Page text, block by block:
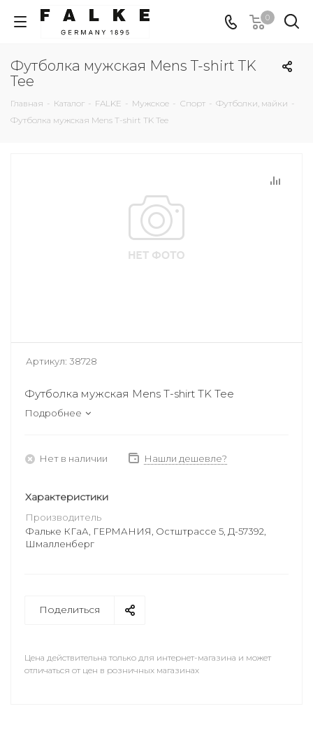
0
Футболка мужская Mens T-shirt TK
Tee
Главная - Каталог - FALKE - Мужское - Спорт - Футболки, майки -
Футболка мужская Mens T-shirt TK Tee
Артикул: 38728
Футболка мужская Mens T-shirt TK Tee
Подробнее
Нет в наличии Нашли дешевле?
Характеристики
Производитель
Фальке КГаА, ГЕРМАНИЯ, Остштрассе 5, Д-57392,
Шмалленберг
Поделиться
Цена действительна только для интернет-магазина и может
отличаться от цен в розничных магазинах